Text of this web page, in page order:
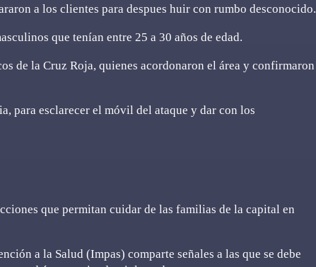
a los clientes para despues huir con rumbo desconocido.
que tenían entre 25 a 30 años de edad.
de la Cruz Roja, quienes acordonaron el área y confirmaron
para esclarecer el móvil del ataque y dar con los
que permitan cuidar de las familias de la capital en
a la Salud (Impas) comparte señales a las que se debe